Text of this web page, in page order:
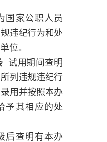
国家公职人员
违纪行为和处
位。
试用期间查明
列违规违纪行
用并按照本办
予其相应的处
后查明有本办